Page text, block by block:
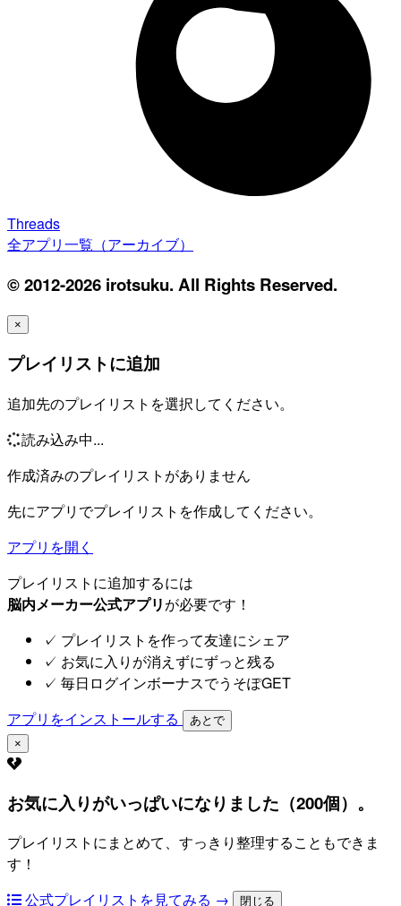
Threads
全アプリ一覧（アーカイブ）
© 2012-2026 irotsuku. All Rights Reserved.
×
プレイリストに追加
追加先のプレイリストを選択してください。
読み込み中...
作成済みのプレイリストがありません
先にアプリでプレイリストを作成してください。
アプリを開く
プレイリストに追加するには
脳内メーカー公式アプリが必要です！
✓ プレイリストを作って友達にシェア
✓ お気に入りが消えずにずっと残る
✓ 毎日ログインボーナスでうそぽGET
アプリをインストールする
あとで
×
お気に入りがいっぱいになりました（200個）。
プレイリストにまとめて、すっきり整理することもできま
す！
公式プレイリストを見てみる →
閉じる